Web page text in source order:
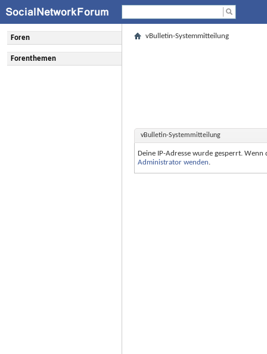
Foren
Forenthemen
vBulletin-Systemmitteilung
vBulletin-Systemmitteilung
Deine IP-Adresse wurde gesperrt.
Administrator wenden.